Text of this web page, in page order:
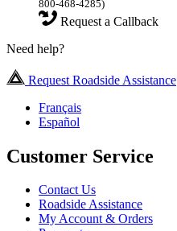
800-468-4285)
Request a Callback
Need help?
Request Roadside Assistance
Français
Español
Customer Service
Contact Us
Roadside Assistance
My Account & Orders